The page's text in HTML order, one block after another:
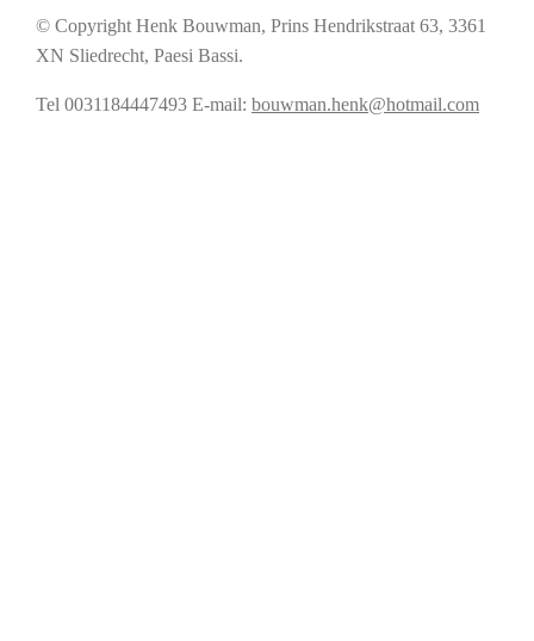
© Copyright Henk Bouwman, Prins Hendrikstraat 63, 3361
XN Sliedrecht, Paesi Bassi.
Tel 0031184447493 E-mail: bouwman.henk@hotmail.com